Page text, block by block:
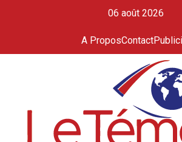
06 août 2026
A ProposContact